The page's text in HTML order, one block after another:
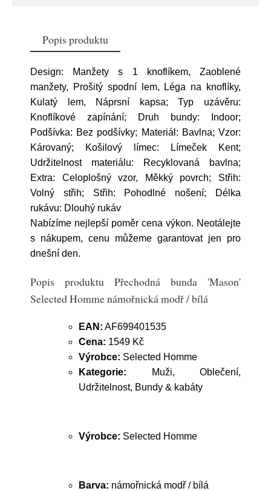
Popis produktu
Design: Manžety s 1 knoflíkem, Zaoblené
manžety, Prošitý spodní lem, Léga na knoflíky,
Kulatý lem, Náprsní kapsa; Typ uzávěru:
Knoflíkové zapínání; Druh bundy: Indoor;
Podšívka: Bez podšívky; Materiál: Bavlna; Vzor:
Károvaný; Košilový límec: Límeček Kent;
Udržitelnost materiálu: Recyklovaná bavlna;
Extra: Celoplošný vzor, Měkký povrch; Střih:
Volný střih; Střih: Pohodlné nošení; Délka
rukávu: Dlouhý rukáv
Nabízíme nejlepší poměr cena výkon. Neotálejte
s nákupem, cenu můžeme garantovat jen pro
dnešní den.
Popis produktu Přechodná bunda 'Mason'
Selected Homme námořnická modř / bílá
EAN: AF699401535
Cena: 1549 Kč
Výrobce: Selected Homme
Kategorie: Muži, Oblečení,
Udržitelnost, Bundy & kabáty
Výrobce: Selected Homme
Barva: námořnická modř / bílá